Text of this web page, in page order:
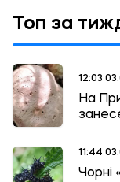
Топ за
12:03
На
11:44
Чорні